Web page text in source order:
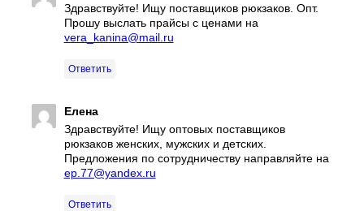
Здравствуйте! Ищу поставщиков рюкзаков. Опт.
Прошу выслать прайсы с ценами на
vera_kanina@mail.ru
Ответить
Елена
Здравствуйте! Ищу оптовых поставщиков
рюкзаков женских, мужских и детских.
Предложения по сотрудничеству направляйте на
ep.77@yandex.ru
Ответить